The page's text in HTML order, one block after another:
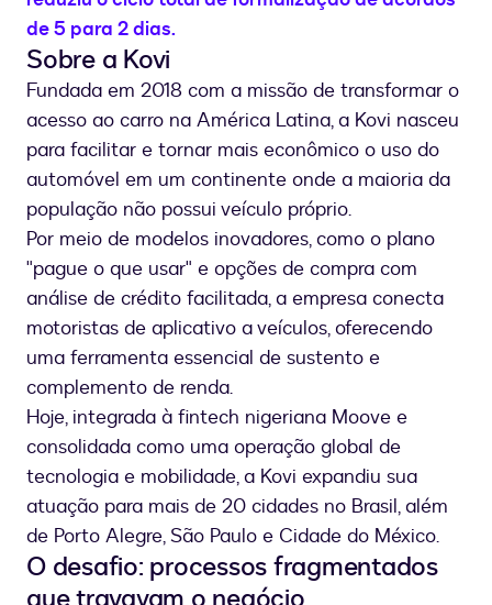
de 5 para 2 dias.
Sobre a Kovi
Fundada em 2018 com a missão de transformar o
acesso ao carro na América Latina, a Kovi nasceu
para facilitar e tornar mais econômico o uso do
automóvel em um continente onde a maioria da
população não possui veículo próprio.
Por meio de modelos inovadores, como o plano
"pague o que usar" e opções de compra com
análise de crédito facilitada, a empresa conecta
motoristas de aplicativo a veículos, oferecendo
uma ferramenta essencial de sustento e
complemento de renda.
Hoje, integrada à fintech nigeriana Moove e
consolidada como uma operação global de
tecnologia e mobilidade, a Kovi expandiu sua
atuação para mais de 20 cidades no Brasil, além
de Porto Alegre, São Paulo e Cidade do México.
O desafio: processos fragmentados